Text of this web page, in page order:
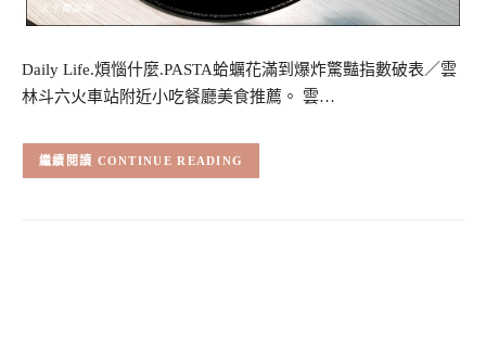
Daily Life.煩惱什麼.PASTA蛤蠣花滿到爆炸驚豔指數破表／雲
林斗六火車站附近小吃餐廳美食推薦。 雲…
CONTINUE READING